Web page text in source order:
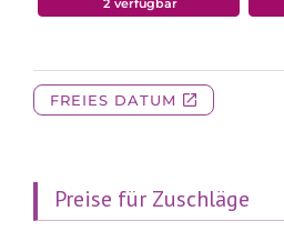
Preise für Zuschläge